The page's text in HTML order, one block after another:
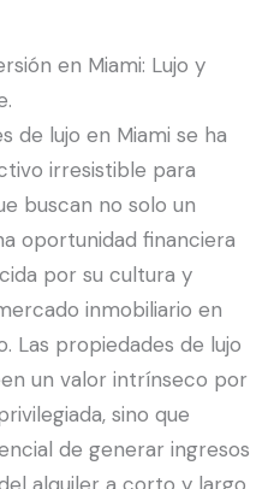
en Miami: Lujo y
de lujo en Miami se ha
irresistible para
buscan no solo un
oportunidad financiera
por su cultura y
inmobiliario en
Las propiedades de lujo
un valor intrínseco por
sino que
de generar ingresos